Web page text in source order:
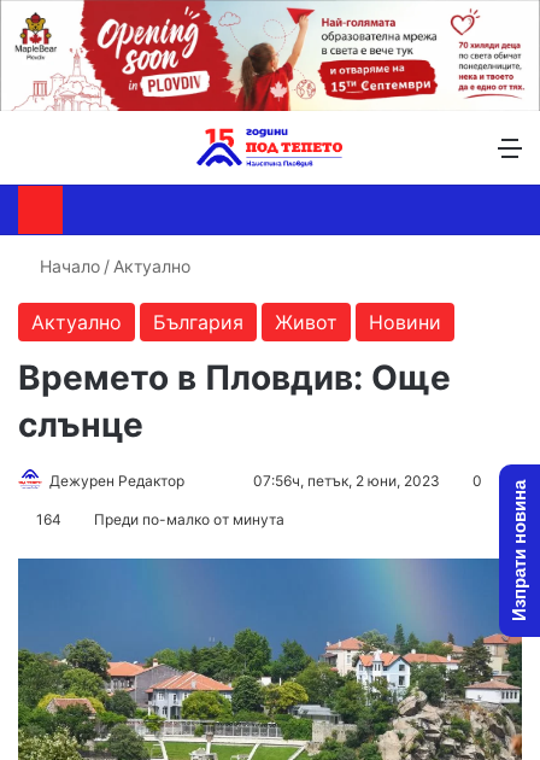
Начало / Актуално
Актуално България Живот Новини
Времето в Пловдив: Още
слънце
Дежурен Редактор
Send07:56ч, петък, 2 юни, 2023 0
164 Преди по-малко от минута Изпрати новина